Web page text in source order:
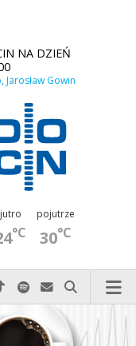
NA DZIEŃ
Gowin
jutro
°C
pojutrze
30°C
do nas zadzwoń
na Facebook-u
nas na Xnas na Instagram-ie
Odwiedź nas na TikTok-u
Szukaj nas na Spotify
Wyślij do nas
Szukaj